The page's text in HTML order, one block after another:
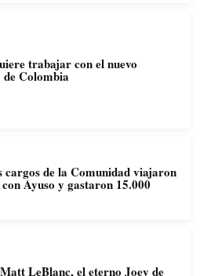
trabajar con el nuevo
Colombia
cargos de la Comunidad viajaron
Ayuso y gastaron 15.000
LeBlanc, el eterno Joey de